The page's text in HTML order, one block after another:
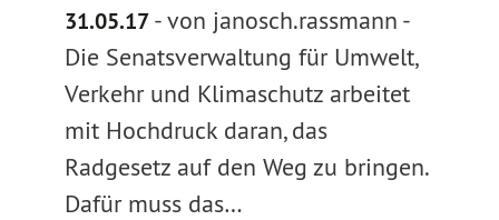
31.05.17-von janosch.rassmann -
Die Senatsverwaltung für Umwelt,
Verkehr und Klimaschutz arbeitet
mit Hochdruck daran, das
Radgesetz auf den Weg zu bringen.
Dafür muss das…